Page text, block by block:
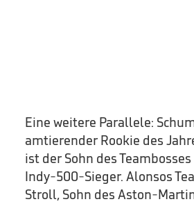
Eine weitere Parallele:
amtierender Rookie des
ist der Sohn des
Indy-500-Sieger. Alonsos
Stroll, Sohn des Aston-